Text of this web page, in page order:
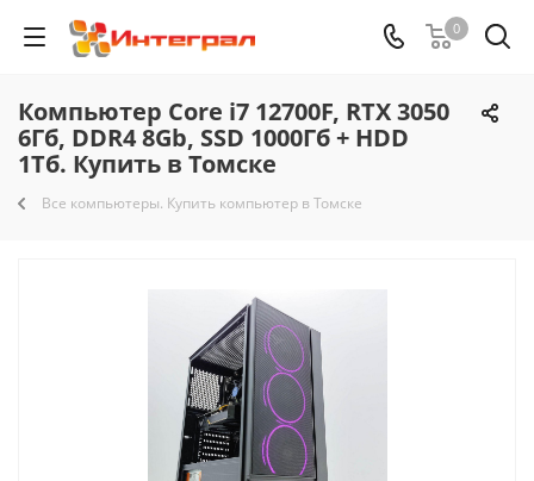
0
Компьютер Core i7 12700F, RTX 3050
6Гб, DDR4 8Gb, SSD 1000Гб + HDD
1Тб. Купить в Томске
Все компьютеры. Купить компьютер в Томске